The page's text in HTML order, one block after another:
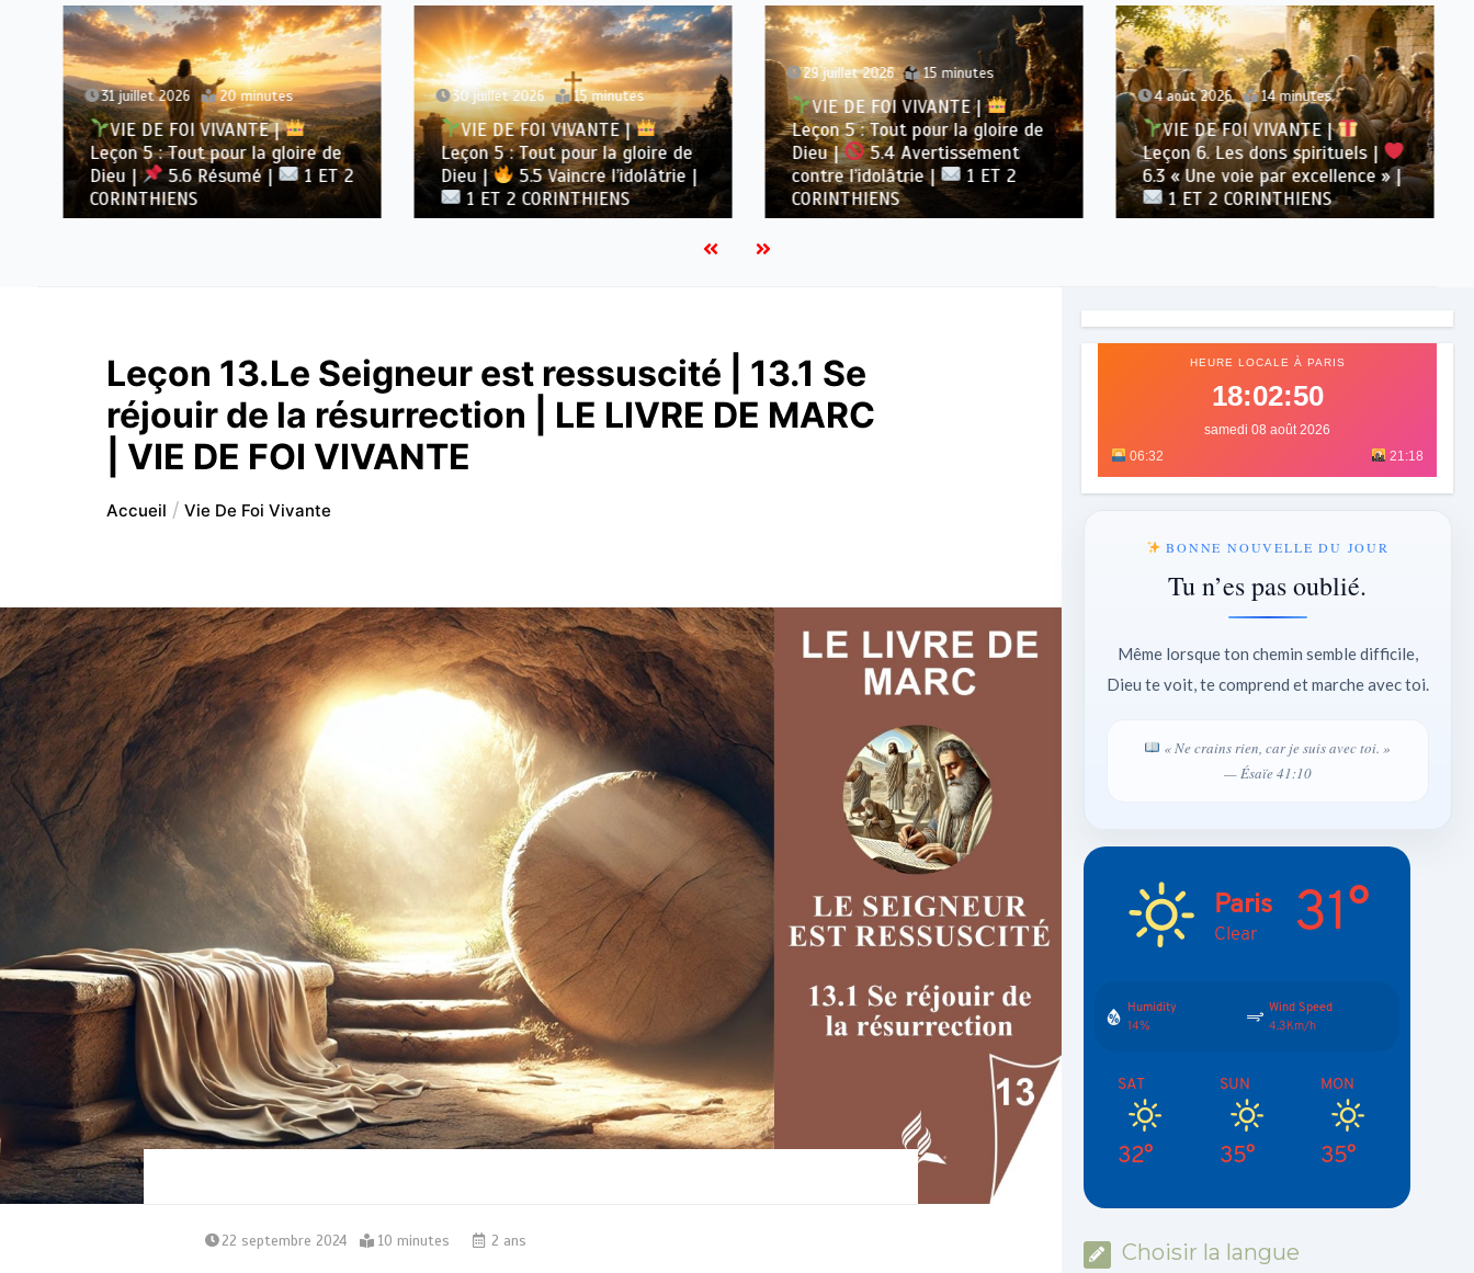
31 juillet 2026 20 minutes
VIE DE FOI VIVANTE |
Leçon 5 : Tout pour la gloire de
Dieu |
5.6 Résumé |
1 ET 2
CORINTHIENS
30 juillet 2026 15 minutes
VIE DE FOI VIVANTE |
Leçon 5 : Tout pour la gloire de
Dieu |
5.5 Vaincre l’idolâtrie |
1 ET 2 CORINTHIENS
29 juillet 2026 15 minutes
VIE DE FOI VIVANTE |
Leçon 5 : Tout pour la gloire de
Dieu |
5.4 Avertissement
contre l’idolâtrie |
1 ET 2
CORINTHIENS
4 août 2026 14 minutes
VIE DE FOI VIVANTE |
Leçon 6. Les dons spirituels |
6.3 « Une voie par excellence » |
1 ET 2 CORINTHIENS
Leçon 13.Le Seigneur est ressuscité | 13.1 Se
réjouir de la résurrection | LE LIVRE DE MARC
| VIE DE FOI VIVANTE
Accueil Vie De Foi Vivante
22 septembre 2024 10 minutes 2 ans
HEURE LOCALE À PARIS
18:02:52
samedi 08 août 2026
06:32
21:18
BONNE NOUVELLE DU JOUR
Tu n’es pas oublié.
Même lorsque ton chemin semble difficile,
Dieu te voit, te comprend et marche avec toi.
« Ne crains rien, car je suis avec toi. »
— Ésaïe 41:10
Paris
Clear 31°
Humidity
14%
Wind Speed
4.3Km/h
SAT
32°
SUN
35°
MON
35°
Choisir la langue